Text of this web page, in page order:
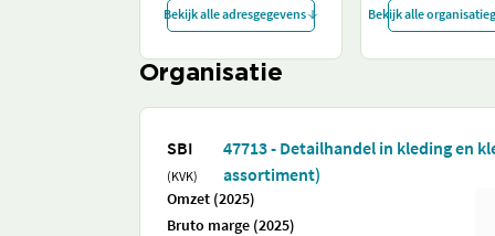
Bekijk alle adresgegevens Bekijk alle
Organisatie
SBI
(KVK)
47713 - Detailhandel in kleding en
assortiment)
Omzet (2025)
Bruto marge (2025)